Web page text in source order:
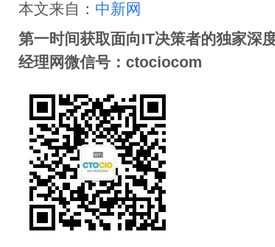
本文来自： 中新网
第一时间获取面向IT决策者的独家深
经理网微信号：ctociocom